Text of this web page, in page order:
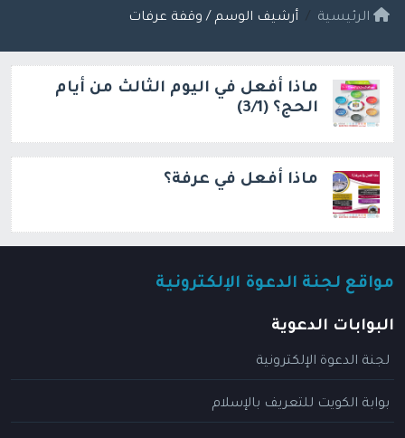
الرئيسية أرشيف الوسم / وقفة عرفات
ماذا أفعل في اليوم الثالث من أيام
الحج؟ (3/1)
ماذا أفعل في عرفة؟
مواقع لجنة الدعوة الإلكترونية
البوابات الدعوية
لجنة الدعوة الإلكترونية
بوابة الكويت للتعريف بالإسلام